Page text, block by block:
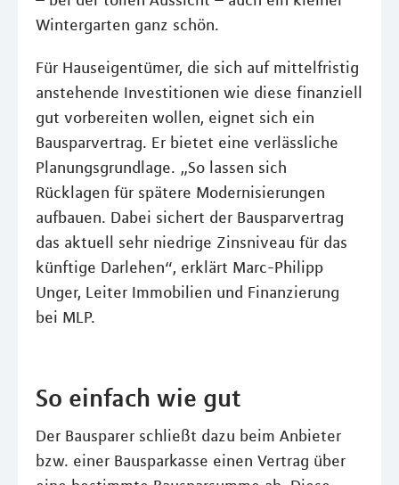
Wintergarten ganz schön.
Für Hauseigentümer, die sich auf mittelfristig
anstehende Investitionen wie diese finanziell
gut vorbereiten wollen, eignet sich ein
Bausparvertrag. Er bietet eine verlässliche
Planungsgrundlage. „So lassen sich
Rücklagen für spätere Modernisierungen
aufbauen. Dabei sichert der Bausparvertrag
das aktuell sehr niedrige Zinsniveau für das
künftige Darlehen“, erklärt Marc-Philipp
Unger, Leiter Immobilien und Finanzierung
bei MLP.
So einfach wie gut
Der Bausparer schließt dazu beim Anbieter
bzw. einer Bausparkasse einen Vertrag über